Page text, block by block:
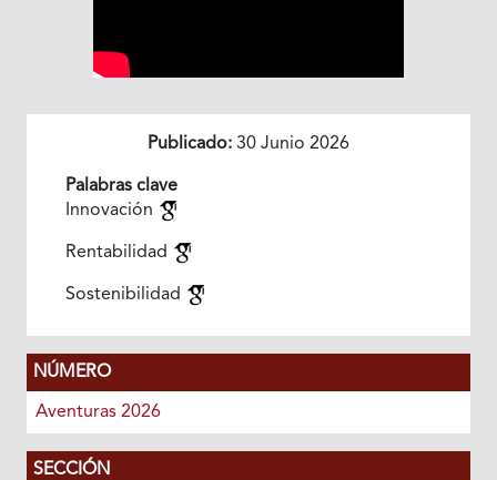
Publicado: 30 Junio 2026
Palabras clave
Innovación
Rentabilidad
Sostenibilidad
NÚMERO
Aventuras 2026
SECCIÓN